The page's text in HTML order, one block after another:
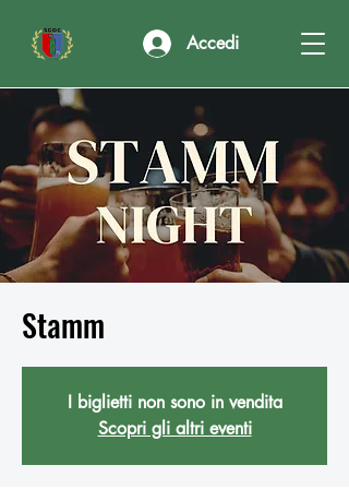
Accedi
Stamm
I biglietti non sono in vendita
Scopri gli altri eventi